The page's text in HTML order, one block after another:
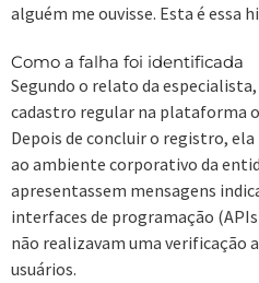
alguém me ouvisse. Esta é essa
Como a falha foi identificada
Segundo o relato da
cadastro regular na plataforma
Depois de concluir o registro,
ao ambiente corporativo da
apresentassem mensagens
interfaces de programação
não realizavam uma verificação
usuários.